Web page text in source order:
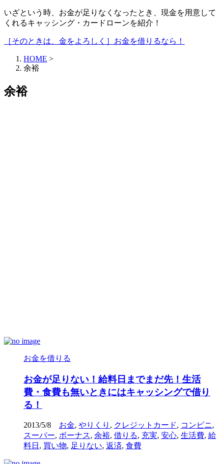
いざという時、お金が足りなくなったとき、現金を用意して
くれるキャッシング・カードローンを紹介！
［そのときは、金をよろしく］お金を借りるなら！
HOME >
余裕
余裕
お金を借りる
お金が足りない！給料日までまだ先！生活
費・食費も無いときにはキャッシングで借り
る！
2013/5/8 お金, やりくり , クレジットカード, コンビニ,
スーパー, ボーナス, 余裕, 借りる, 充実, 安心, 生活費, 給
料日 , 買い物, 足りない, 返済, 食費